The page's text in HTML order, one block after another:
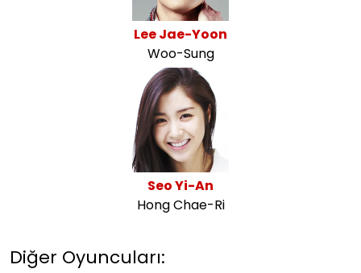
Lee Jae-Yoon
Woo-Sung
Seo Yi-An
Hong Chae-Ri
Diğer Oyuncuları: